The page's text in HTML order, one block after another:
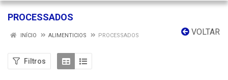
PROCESSADOS
VOLTAR
INÍCIO ALIMENTICIOS PROCESSADOS
Filtros